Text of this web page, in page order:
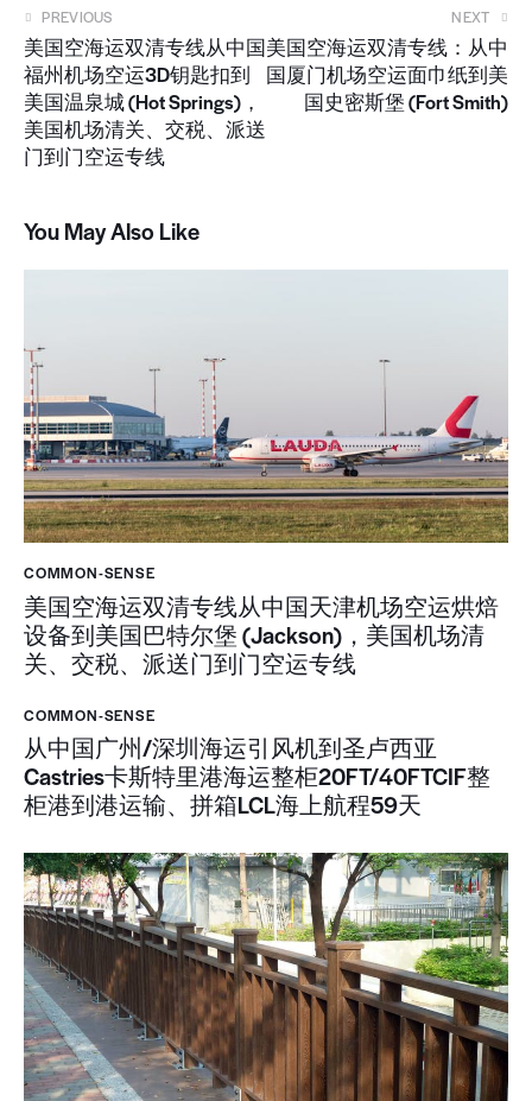
PREVIOUS
美国空海运双清专线从中国
福州机场空运3D钥匙扣到
美国温泉城 (Hot Springs)，
美国机场清关、交税、派送
门到门空运专线
NEXT
美国空海运双清专线：从中
国厦门机场空运面巾纸到美
国史密斯堡 (Fort Smith)
You May Also Like
COMMON-SENSE
美国空海运双清专线从中国天津机场空运烘焙
设备到美国巴特尔堡 (Jackson)，美国机场清
关、交税、派送门到门空运专线
COMMON-SENSE
从中国广州/深圳海运引风机到圣卢西亚
Castries卡斯特里港海运整柜20FT/40FTCIF整
柜港到港运输、拼箱LCL海上航程59天